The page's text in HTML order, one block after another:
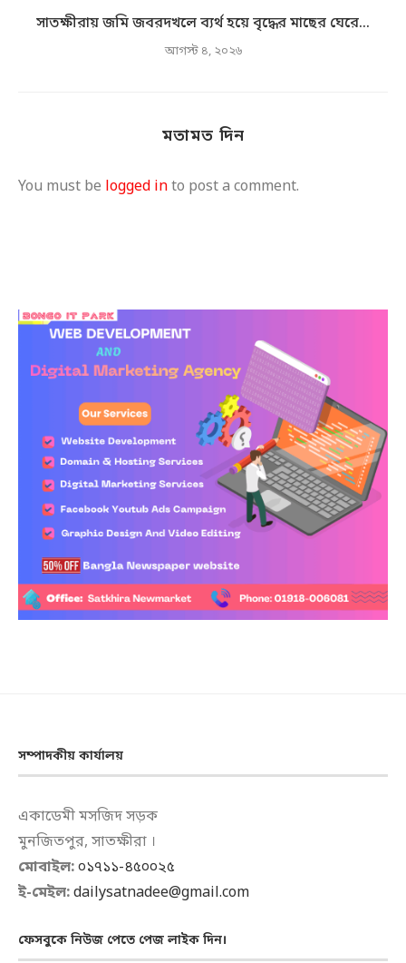
সাতক্ষীরায় জমি জবরদখলে ব্যর্থ হয়ে বৃদ্ধের মাছের ঘেরে...
আগস্ট ৪, ২০২৬
মতামত দিন
You must be logged into post a comment.
সম্পাদকীয় কার্যালয়
একাডেমী মসজিদ সড়ক
মুনজিতপুর, সাতক্ষীরা ।
মোবাইল:০১৭১১-৪৫০০২৫
ই-মেইল:dailysatnadee@gmail.com
ফেসবুকে নিউজ পেতে পেজ লাইক দিন।